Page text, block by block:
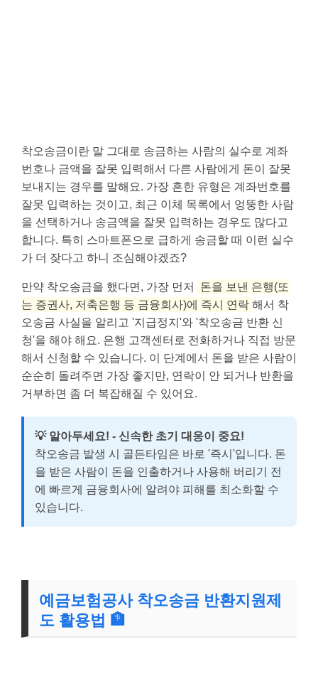
착오송금이란 말 그대로 송금하는 사람의 실수로 계좌
번호나 금액을 잘못 입력해서 다른 사람에게 돈이 잘못
보내지는 경우를 말해요. 가장 흔한 유형은 계좌번호를
잘못 입력하는 것이고, 최근 이체 목록에서 엉뚱한 사람
을 선택하거나 송금액을 잘못 입력하는 경우도 많다고
합니다. 특히 스마트폰으로 급하게 송금할 때 이런 실수
가 더 잦다고 하니 조심해야겠죠?
만약 착오송금을 했다면, 가장 먼저
돈을 보낸 은행(또
는 증권사, 저축은행 등 금융회사)에 즉시 연락 해서 착
오송금 사실을 알리고 '지급정지'와 '착오송금 반환 신
청'을 해야 해요. 은행 고객센터로 전화하거나 직접 방문
해서 신청할 수 있습니다. 이 단계에서 돈을 받은 사람이
순순히 돌려주면 가장 좋지만, 연락이 안 되거나 반환을
거부하면 좀 더 복잡해질 수 있어요.
💡 알아두세요! - 신속한 초기 대응이 중요!
착오송금 발생 시 골든타임은 바로 '즉시'입니다. 돈
을 받은 사람이 돈을 인출하거나 사용해 버리기 전
에 빠르게 금융회사에 알려야 피해를 최소화할 수
있습니다.
예금보험공사 착오송금 반환지원제
도 활용법 🏦